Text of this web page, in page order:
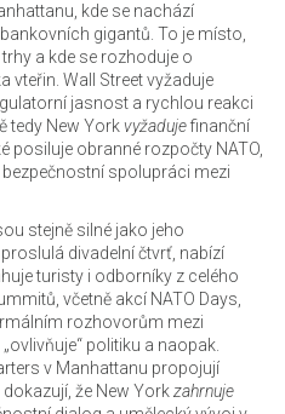
kde se nachází
gigantů . To je místo,
a kde se rozhoduje o
vteřin. Wall Street vyžaduje
jasnost a rychlou reakci
tedy New Yorkvyžadujefinanční
posiluje obranné rozpočty NATO,
spolupráci mezi
stejně silné jako jeho
divadelní čtvrť, nabízí
turisty i odborníky z celého
včetně akcí NATO Days,
rozhovorům mezi
politiku a naopak.
v Manhattanu propojují
že New Yorkzahrnuje